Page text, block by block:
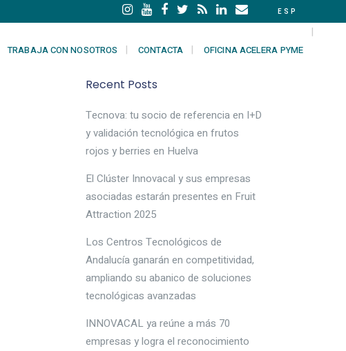
ESP
TRABAJA CON NOSOTROS CONTACTA OFICINA ACELERA PYME
Recent Posts
Tecnova: tu socio de referencia en I+D
y validación tecnológica en frutos
rojos y berries en Huelva
El Clúster Innovacal y sus empresas
asociadas estarán presentes en Fruit
Attraction 2025
Los Centros Tecnológicos de
Andalucía ganarán en competitividad,
ampliando su abanico de soluciones
tecnológicas avanzadas
INNOVACAL ya reúne a más 70
empresas y logra el reconocimiento